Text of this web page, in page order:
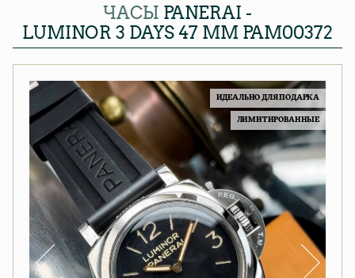
ЧАСЫ PANERAI -
LUMINOR 3 DAYS 47 MM PAM00372
ИДЕАЛЬНО ДЛЯ ПОДАРКА
ЛИМИТИРОВАННЫЕ